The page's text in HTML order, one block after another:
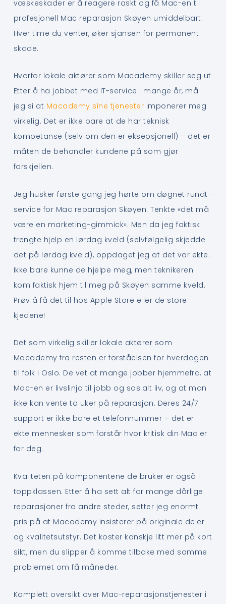
væskeskader er å reagere raskt og få Mac-en til
profesjonell Mac reparasjon Skøyen umiddelbart.
Hver time du venter, øker sjansen for permanent
skade.
Hvorfor lokale aktører som Macademy skiller seg ut
Etter å ha jobbet med IT-service i mange år, må
jeg si at Macademy sine tjenester imponerer meg
virkelig. Det er ikke bare at de har teknisk
kompetanse (selv om den er eksepsjonell) – det er
måten de behandler kundene på som gjør
forskjellen.
Jeg husker første gang jeg hørte om døgnet rundt-
service for Mac reparasjon Skøyen. Tenkte «det må
være en marketing-gimmick». Men da jeg faktisk
trengte hjelp en lørdag kveld (selvfølgelig skjedde
det på lørdag kveld), oppdaget jeg at det var ekte.
Ikke bare kunne de hjelpe meg, men teknikeren
kom faktisk hjem til meg på Skøyen samme kveld.
Prøv å få det til hos Apple Store eller de store
kjedene!
Det som virkelig skiller lokale aktører som
Macademy fra resten er forståelsen for hverdagen
til folk i Oslo. De vet at mange jobber hjemmefra, at
Mac-en er livslinja til jobb og sosialt liv, og at man
ikke kan vente to uker på reparasjon. Deres 24/7
support er ikke bare et telefonnummer – det er
ekte mennesker som forstår hvor kritisk din Mac er
for deg.
Kvaliteten på komponentene de bruker er også i
toppklassen. Etter å ha sett alt for mange dårlige
reparasjoner fra andre steder, setter jeg enormt
pris på at Macademy insisterer på originale deler
og kvalitetsutstyr. Det koster kanskje litt mer på kort
sikt, men du slipper å komme tilbake med samme
problemet om få måneder.
Komplett oversikt over Mac-reparasjonstjenester i